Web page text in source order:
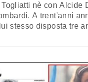
nè con Alcide
A trent'anni
stesso disposta tre
istituzioni le più alte,
che gli spetta,